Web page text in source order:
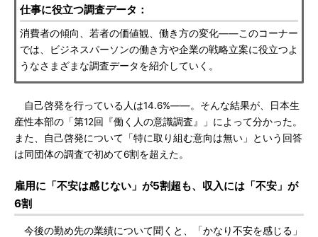
仕事に役立つ調査データ：
消費者の傾向、若者の価値観、働き方の変化――このコーナー
では、ビジネスパーソンの働き方や企業の戦略立案に役立つよ
うなさまざまな調査データを紹介していく。
自己啓発を行っている人は14.6%――。そんな結果が、日本生
産性本部の「第12回『働く人の意識調査』」によって分かった。
また、自己啓発について「特に取り組む意向は無い」という回答
は同団体の調査で初めて6割を超えた。
雇用に「不安は感じない」が5割超も、収入には「不安」が
6割
今後の勤め先の業績について聞くと、「かなり不安を感じる」